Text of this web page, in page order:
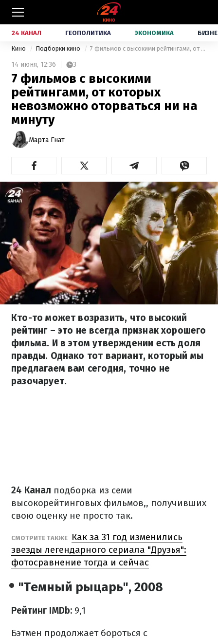
24 КАНАЛ ГЕОПОЛИТИКА ЭКОНОМИКА
Кино Подборки кино 7 фильмов с высокими рейтингами, от которых невозможно оторваться ни на минуту
14 июня, 12:36 3
7 фильмов с высокими
рейтингами, от которых
невозможно оторваться ни на
минуту
Марта Гнат
Кто-то может возразить, что высокий
рейтинг – это не всегда признак хорошего
фильма. И в этом утверждении есть доля
правды. Однако тот вариант, который мы
предлагаем вам сегодня, точно не
разочарует.
24 Канал подборка из семи
высокорейтинговых фильмов,, получивших
свою оценку не просто так.
СМОТРИТЕ ТАКЖЕ
Как за 31 год изменились
звезды легендарного сериала "Друзья":
фотосравнение тогда и сейчас
"Темный рыцарь", 2008
Рейтинг IMDb: 9,1
Бэтмен продолжает бороться с